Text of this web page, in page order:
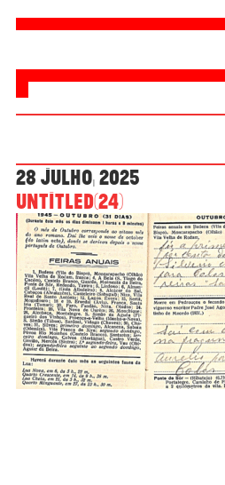
28 Julho, 2025
Untitled(24)